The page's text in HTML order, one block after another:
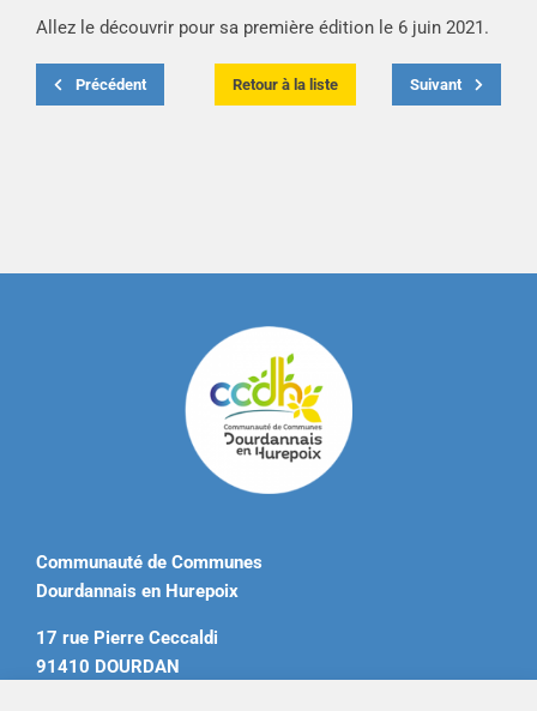
Allez le découvrir pour sa première édition le 6 juin 2021.
Précédent Retour à la liste Suivant
Communauté de Communes
Dourdannais en Hurepoix
17 rue Pierre Ceccaldi
91410 DOURDAN